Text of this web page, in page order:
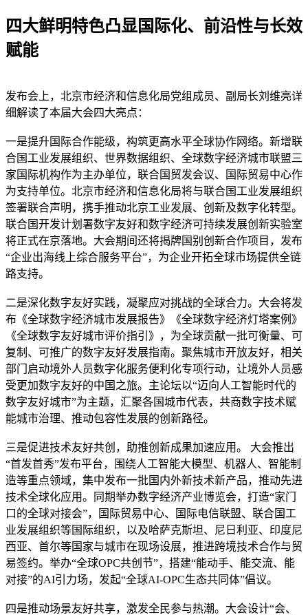
四大鲜明特色凸显国际化、前沿性与长效
赋能
发布会上，北京市经济和信息化局党组成员、副局长刘维亮详
细解读了本届大会四大亮点：
一是提升国际合作能级，构筑更高水平全球协作网络。新增联
合国工业发展组织、世界数据组织、全球数字经济城市联盟三
家国际机构作为主办单位，联合国贸发会议、国际贸易中心作
为支持单位。北京市经济和信息化局将与联合国工业发展组织
签署联合声明，携手推动北京工业发展、创新及数字化转型。
联合国开发计划署数字友好和数字经济可持续发展创新实验室
将正式在京落地。大会期间还将揭牌国别创新合作项目，发布
“企业出海线上综合服务平台”，为企业开拓全球市场提供全链
路支持。
二是深化数字友好实践，凝聚应对挑战的全球合力。大会将发
布《全球数字经济城市发展报告》《全球数字经济灯塔案例》
《全球数字友好城市评价指引》，为全球贡献一批可衡量、可
复制、可推广的数字友好发展指南。聚焦城市开放友好，相关
部门启动境外人员数字化服务便利化专项行动，让境外人员感
受更加数字友好的中国之旅。主论坛以“迈向人工智能时代的
数字友好城市”为主题，汇聚各国城市代表，共商数字技术赋
能城市治理、推动包容性发展的创新路径。
三是促进技术友好共创，助推创新成果加速应用。 大会推出
“首发首秀”发布平台，围绕人工智能大模型、机器人、智能制
造等重点领域，集中发布一批国内外新技术新产品，推动先进
技术全球化应用。同期举办数字经济产业博览会，打造“家门
口的全球对接会”，国际贸易中心、国际电信联盟、联合国工
业发展组织等国际组织，以及哈萨克斯坦、尼日利亚、印度尼
西亚、首尔等国家与城市在现场设展，推进跨境技术合作与贸
易签约。举办“全球OPC共创节”，搭建“能动手、能交流、能
对接”的AI引力场，发起“全球AI-OPC生态共同体”倡议。
四是推动场景友好共享，激发全民参与热潮。大会设计“会、